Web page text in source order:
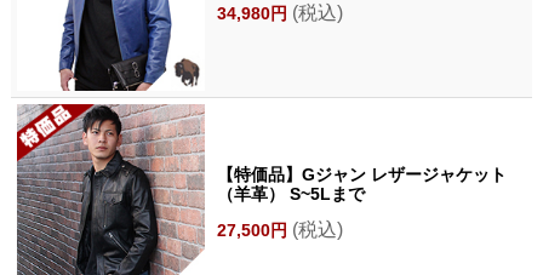
34,980円 (税込)
【特価品】Gジャン レザージャケット
（羊革） S~5Lまで
27,500円 (税込)